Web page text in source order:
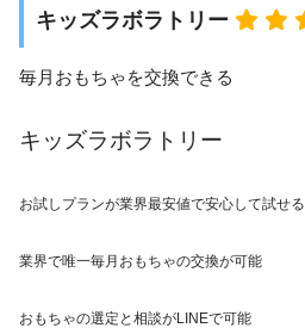
キッズラボラトリー
毎月おもちゃを交換できる
キッズラボラトリー
お試しプランが業界最安値で安心して試せる
業界で唯一毎月おもちゃの交換が可能
おもちゃの選定と相談がLINEで可能